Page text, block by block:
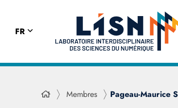
FR
Membres Pageau-Maurice